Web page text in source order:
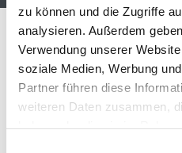
zu können und die Zugriffe
analysieren. Außerdem
Verwendung unserer
soziale Medien, Werbung
Partner führen diese
weiteren Daten zusammen,
LAGE